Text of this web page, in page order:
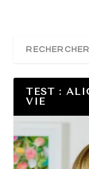
TEST :
VIE